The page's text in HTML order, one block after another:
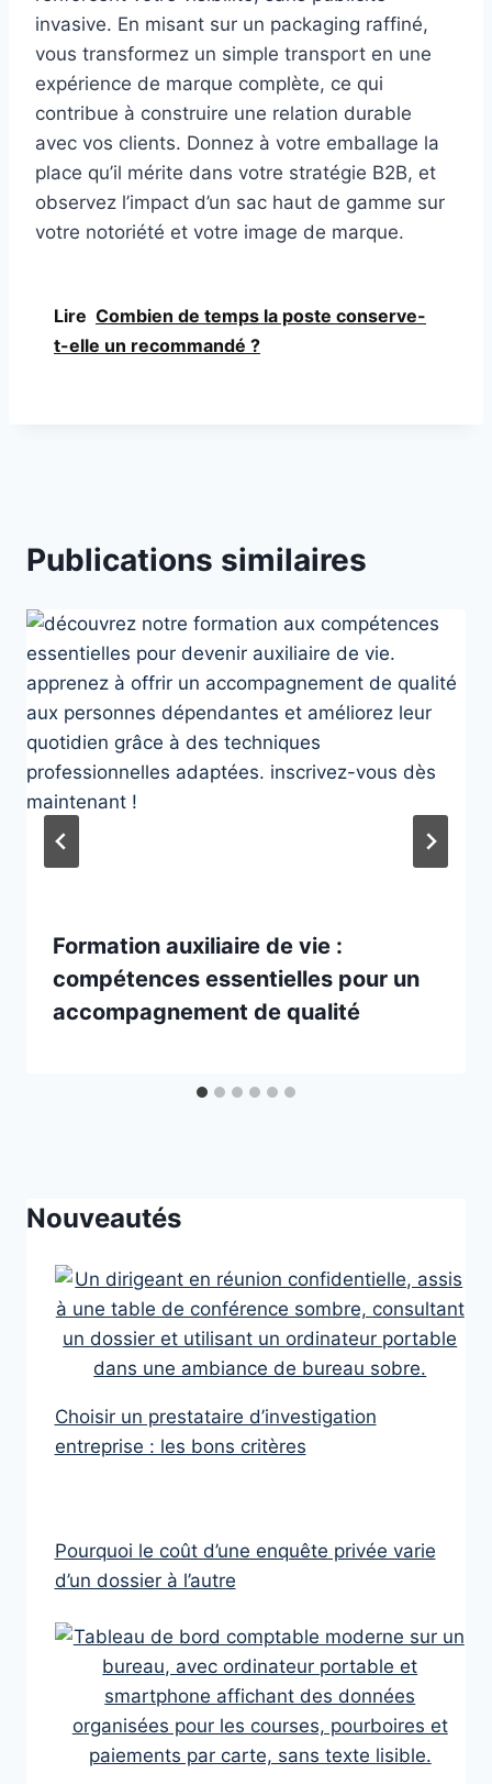
invasive. En misant sur un packaging raffiné,
vous transformez un simple transport en une
expérience de marque complète, ce qui
contribue à construire une relation durable
avec vos clients. Donnez à votre emballage la
place qu’il mérite dans votre stratégie B2B, et
observez l’impact d’un sac haut de gamme sur
votre notoriété et votre image de marque.
Lire Combien de temps la poste conserve-
t-elle un recommandé ?
Publications similaires
Formation auxiliaire de vie :
compétences essentielles pour un
accompagnement de qualité
Nouveautés
Choisir un prestataire d’investigation
entreprise : les bons critères
Pourquoi le coût d’une enquête privée varie
d’un dossier à l’autre